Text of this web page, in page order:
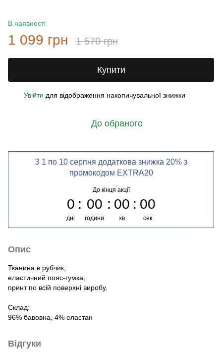
В наявності
1 099 грн 1 570 грн
Купити
Увійти для відображення накопичувальної знижки
До обраного
З 1 по 10 серпня додаткова знижка 20% з
промокодом EXTRA20
До кінця акції
0
дні
00
години
00
хв
00
сек
Опис
Тканина в рубчик;
еластичний пояс-гумка;
принт по всій поверхні виробу.
Склад:
96% бавовна, 4% еластан
Відгуки